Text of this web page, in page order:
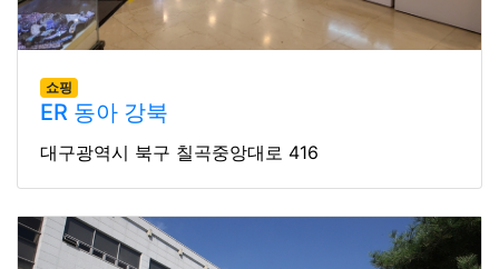
쇼핑
ER 동아 강북
대구광역시 북구 칠곡중앙대로 416